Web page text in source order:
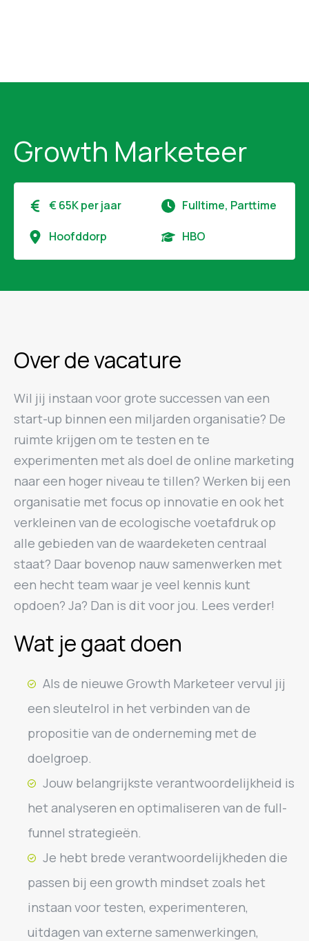
Growth Marketeer
€ 65K per jaar Fulltime, Parttime
Hoofddorp HBO
Over de vacature
Wil jij instaan voor grote successen van een
start-up binnen een miljarden organisatie? De
ruimte krijgen om te testen en te
experimenten met als doel de online marketing
naar een hoger niveau te tillen? Werken bij een
organisatie met focus op innovatie en ook het
verkleinen van de ecologische voetafdruk op
alle gebieden van de waardeketen centraal
staat? Daar bovenop nauw samenwerken met
een hecht team waar je veel kennis kunt
opdoen? Ja? Dan is dit voor jou. Lees verder!
Wat je gaat doen
Als de nieuwe Growth Marketeer vervul jij
een sleutelrol in het verbinden van de
propositie van de onderneming met de
doelgroep.
Jouw belangrijkste verantwoordelijkheid is
het analyseren en optimaliseren van de full-
funnel strategieën.
Je hebt brede verantwoordelijkheden die
passen bij een growth mindset zoals het
instaan voor testen, experimenteren,
uitdagen van externe samenwerkingen,